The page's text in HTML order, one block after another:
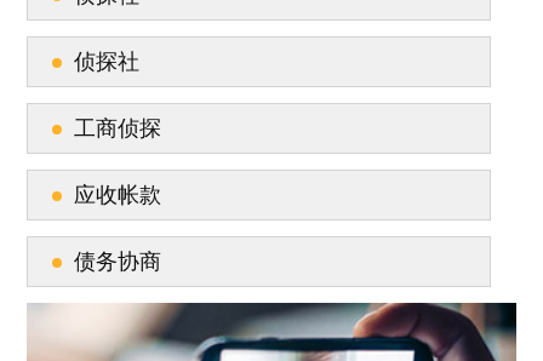
侦探社
工商侦探
应收帐款
债务协商